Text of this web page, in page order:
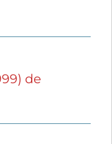
de